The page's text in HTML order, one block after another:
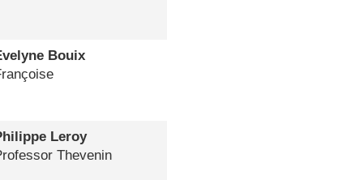
Bouix
Leroy
Thevenin